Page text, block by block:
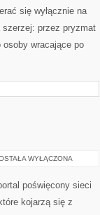
się wyłącznie na
przez pryzmat
wracające po
WYŁĄCZONA
poświęcony sieci
kojarzą się z